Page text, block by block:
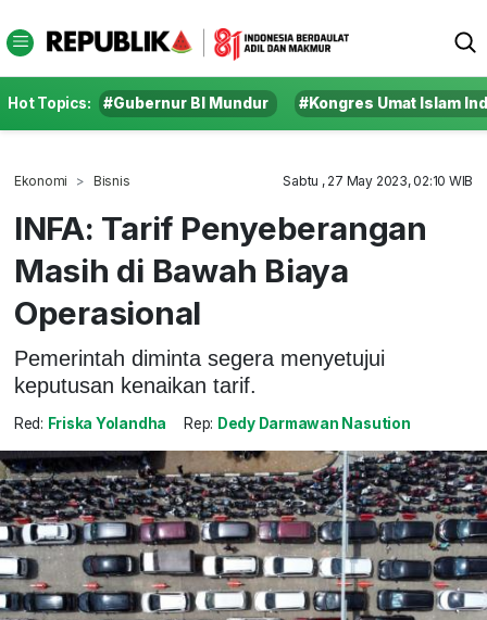
Hot Topics: #Gubernur BI Mundur #Kongres Umat Islam
Ekonomi Bisnis Sabtu , 27 May 2023, 02:10 WIB
INFA: Tarif Penyeberangan
Masih di Bawah Biaya
Operasional
Pemerintah diminta segera menyetujui
keputusan kenaikan tarif.
Red: Friska Yolandha Rep: Dedy Darmawan Nasution